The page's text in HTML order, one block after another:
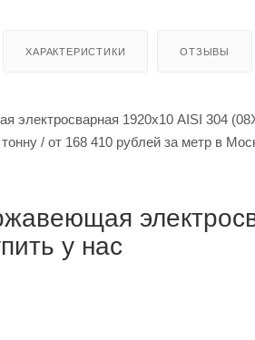
ХАРАКТЕРИСТИКИ ОТЗЫВЫ
электросварная 1920х10 AISI 304
357 560 рублей за тонну / от 168 410 рублей за метр в
у нас